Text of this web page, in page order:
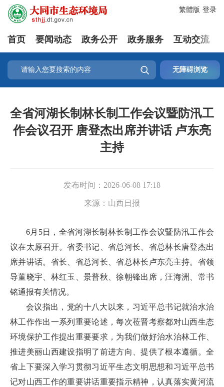
登录
繁體版
首页 要闻动态 政务公开 政务服务 互动交流
 无障碍浏览
全省河湖长制林长制工作会议暨防汛工
作会议召开 唐登杰出席并讲话 卢东亮
主持
发布时间： 2026-06-08 17:18
来源： 山西日报
6月5日，全省河湖长制林长制工作会议暨防汛工作会
议在太原召开。省委书记、省总河长、省总林长唐登杰出
席并讲话。省长、省总河长、省总林长卢东亮主持。省领
导董晓宇、林红玉、景普秋、徐朝锋出席，汪海洲、常书
铭通报有关情况。
会议指出，党的十八大以来，习近平总书记就治水治
林工作作出一系列重要论述，每次莅晋考察都对山西生态
环境保护工作提出重要要求，为我们做好治水治林工作、
推进美丽山西建设指明了前进方向、提供了根本遵循。全
省上下要深入学习贯彻习近平生态文明思想和习近平总书
记对山西工作的重要讲话重要指示精神，认真落实黄河流